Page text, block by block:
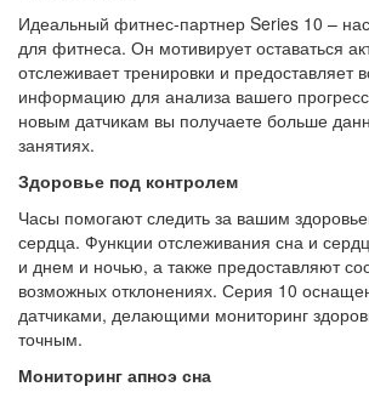
Идеальный фитнес-партнер Series 10 –
для фитнеса. Он мотивирует оставаться
отслеживает тренировки и предоставляет
информацию для анализа вашего
новым датчикам вы получаете больше
занятиях.
Здоровье под контролем
Часы помогают следить за вашим
сердца. Функции отслеживания сна и
и днем ​​и ночью, а также предоставляют
возможных отклонениях. Серия 10
датчиками, делающими мониторинг
точным.
Мониторинг апноэ сна